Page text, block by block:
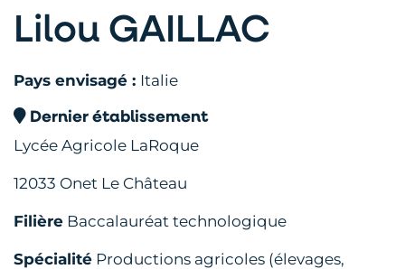
Lilou GAILLAC
Pays envisagé : Italie
Dernier établissement
Lycée Agricole LaRoque
12033 Onet Le Château
Filière Baccalauréat technologique
Spécialité Productions agricoles (élevages,